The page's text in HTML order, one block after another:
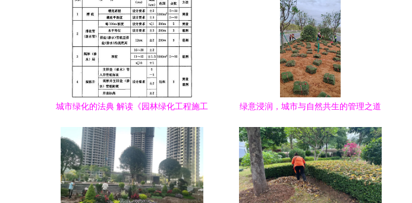
城市绿化的法典 解读《园林绿化工程施工
绿意浸润，城市与自然共生的管理之道